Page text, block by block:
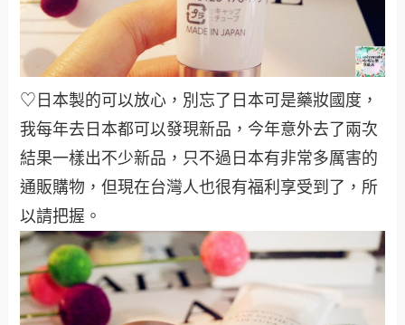
♡日本製的可以放心，別忘了日本可是藥妝國度，
我每年去日本都可以發現新品，今年意外去了兩次
結果一樣出不少新品，只不過日本有非常多厲害的
通販購物，但現在台灣人也很有福利享受到了，所
以請把握。